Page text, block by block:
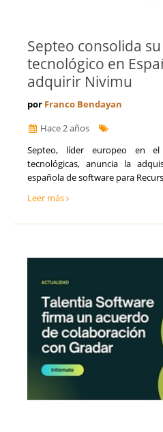
Septeo consolida
tecnológico en
adquirir Nivimu
por Franco Bendayan
Hace 2 años
Septeo, líder europeo en el
tecnológicas, anuncia la
española de software para
Leer más